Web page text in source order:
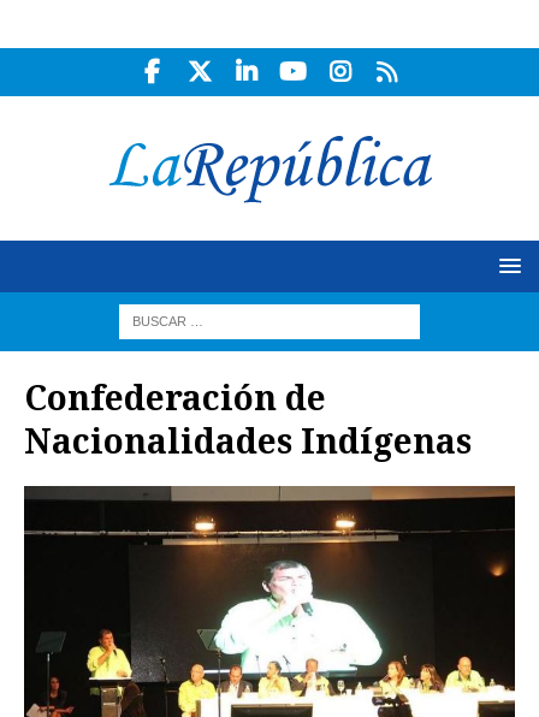
Confederación de
Nacionalidades Indígenas